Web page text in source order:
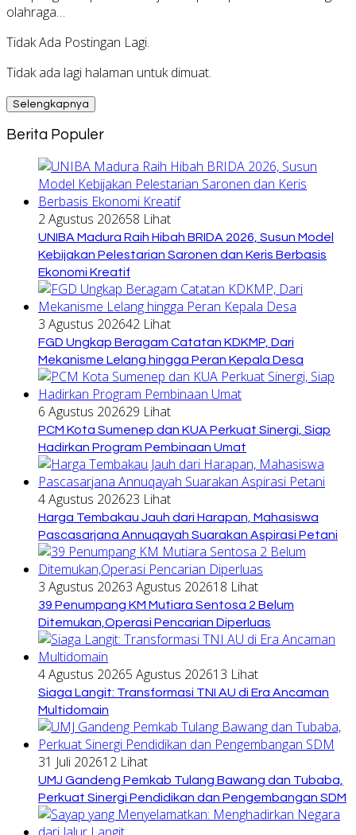
olahraga…
Tidak Ada Postingan Lagi.
Tidak ada lagi halaman untuk dimuat.
Selengkapnya
Berita Populer
2 Agustus 202658 Lihat
UNIBA Madura Raih Hibah BRIDA 2026, Susun Model
Kebijakan Pelestarian Saronen dan Keris Berbasis
Ekonomi Kreatif
3 Agustus 202642 Lihat
FGD Ungkap Beragam Catatan KDKMP, Dari
Mekanisme Lelang hingga Peran Kepala Desa
6 Agustus 202629 Lihat
PCM Kota Sumenep dan KUA Perkuat Sinergi, Siap
Hadirkan Program Pembinaan Umat
4 Agustus 202623 Lihat
Harga Tembakau Jauh dari Harapan, Mahasiswa
Pascasarjana Annuqayah Suarakan Aspirasi Petani
3 Agustus 20263 Agustus 202618 Lihat
39 Penumpang KM Mutiara Sentosa 2 Belum
Ditemukan,Operasi Pencarian Diperluas
4 Agustus 20265 Agustus 202613 Lihat
Siaga Langit: Transformasi TNI AU di Era Ancaman
Multidomain
31 Juli 202612 Lihat
UMJ Gandeng Pemkab Tulang Bawang dan Tubaba,
Perkuat Sinergi Pendidikan dan Pengembangan SDM